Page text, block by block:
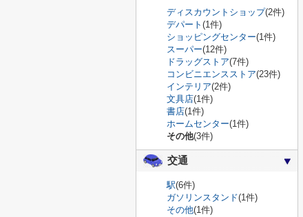
ディスカウントショップ(2件)
デパート (1件)
ショッピングセンター(1件)
スーパー(12件)
ドラッグストア(7件)
コンビニエンスストア(23件)
インテリア(2件)
文具店(1件)
書店(1件)
ホームセンター(1件)
その他(3件)
交通
駅(6件)
ガソリンスタンド(1件)
その他(1件)